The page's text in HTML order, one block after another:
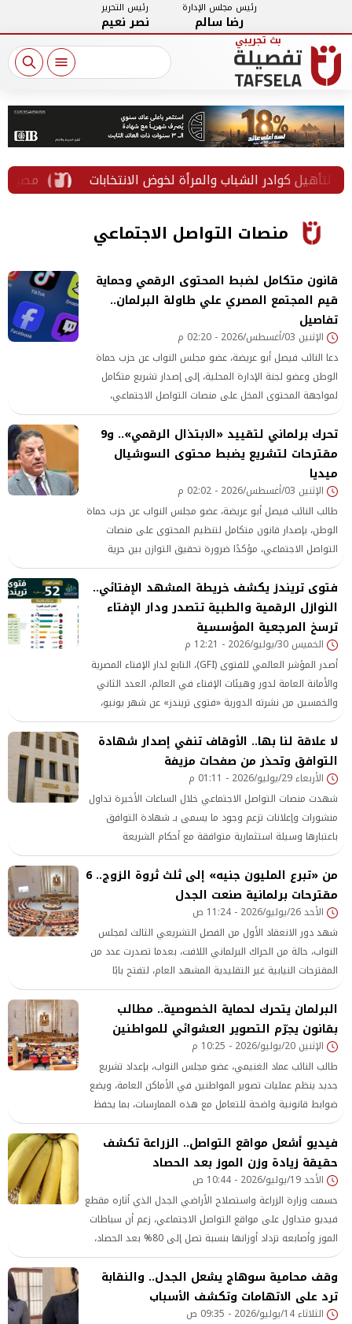
رئيس مجلس الإدارة
رضا سالم
رئيس التحرير
نصر نعيم
مصرع شخص وإصابة 9 في حادث تصادم ميكروباص وأتوبيس الشباب والمرأة لخوض الانتخابات
منصات التواصل الاجتماعي
قانون متكامل لضبط المحتوى الرقمي وحماية
قيم المجتمع المصري علي طاولة البرلمان..
تفاصيل
الإثنين 03/أغسطس/2026 - 02:20 م
دعا النائب فيصل أبو عريضة، عضو مجلس النواب عن حزب حماة
الوطن وعضو لجنة الإدارة المحلية، إلى إصدار تشريع متكامل
لمواجهة المحتوى المخل على منصات التواصل الاجتماعي،
مؤكدًا أن القانون يجب أن يجمع بين الحماية والردع والتوعية، بما
يحفظ قيم المجتمع المصري ويواكب التطور التكنولوجي، مع
التأكيد على أن حرية الرأي والتعبير حق دستوري، لكنها لا تمتد
إلى الإضرار بقيم الأسرة أو الأمن القومي الناعم.
تحرك برلماني لتقييد «الابتذال الرقمي».. و9
مقترحات لتشريع يضبط محتوى السوشيال
ميديا
الإثنين 03/أغسطس/2026 - 02:02 م
طالب النائب فيصل أبو عريضة، عضو مجلس النواب عن حزب حماة
الوطن، بإصدار قانون متكامل لتنظيم المحتوى على منصات
التواصل الاجتماعي، مؤكدًا ضرورة تحقيق التوازن بين حرية
التعبير وحماية قيم المجتمع والأمن المجتمعي.
فتوى تريندز يكشف خريطة المشهد الإفتائي..
النوازل الرقمية والطبية تتصدر ودار الإفتاء
ترسخ المرجعية المؤسسية
الخميس 30/يوليو/2026 - 12:21 م
أصدر المؤشر العالمي للفتوى (GFI)، التابع لدار الإفتاء المصرية
والأمانة العامة لدور وهيئات الإفتاء في العالم، العدد الثاني
والخمسين من نشرته الدورية «فتوى تريندز» عن شهر يونيو،
والتي ترصد وتحلل أبرز اتجاهات الفتاوى والقضايا الدينية الأكثر
تداولًا عبر وسائل الإعلام ومنصات التواصل الاجتماعي، في إطار
لا علاقة لنا بها.. الأوقاف تنفي إصدار شهادة
التوافق وتحذر من صفحات مزيفة
الأربعاء 29/يوليو/2026 - 01:11 م
شهدت منصات التواصل الاجتماعي خلال الساعات الأخيرة تداول
منشورات وإعلانات تزعم وجود ما يسمى بـ شهادة التوافق
باعتبارها وسيلة استثمارية متوافقة مع أحكام الشريعة
الإسلامية، مع الإيحاء بأن وزارة الأوقاف تقف وراء هذه
الشهادات أو تمنحها للمواطنين، وهو ما دفع الوزارة إلى الخروج
ببيان توضيحي وحاسم لنفي تلك المزاعم والتحذير من الانسياق
وراء هذه الادعاءات المضللة.
من «تبرع المليون جنيه» إلى ثلث ثروة الزوج.. 6
مقترحات برلمانية صنعت الجدل
الأحد 26/يوليو/2026 - 11:24 ص
شهد دور الانعقاد الأول من الفصل التشريعي الثالث لمجلس
النواب، حالة من الحراك البرلماني اللافت، بعدما تصدرت عدد من
المقترحات النيابية غير التقليدية المشهد العام، لتفتح بابًا
واسعًا للنقاش حول طبيعة
البرلمان يتحرك لحماية الخصوصية.. مطالب
بقانون يجرّم التصوير العشوائي للمواطنين
الإثنين 20/يوليو/2026 - 10:25 م
طالب النائب عماد الغنيمي، عضو مجلس النواب، بإعداد تشريع
جديد ينظم عمليات تصوير المواطنين في الأماكن العامة، ويضع
ضوابط قانونية واضحة للتعامل مع هذه الممارسات، بما يحفظ
خصوصية الأفراد ويمنع استغلال
فيديو أشعل مواقع التواصل.. الزراعة تكشف
حقيقة زيادة وزن الموز بعد الحصاد
الأحد 19/يوليو/2026 - 10:44 ص
حسمت وزارة الزراعة واستصلاح الأراضي الجدل الذي أثاره مقطع
فيديو متداول على مواقع التواصل الاجتماعي، زعم أن سباطات
الموز وأصابعه تزداد أوزانها بنسبة تصل إلى 80% بعد الحصاد،
مؤكدة أن هذه الادعاءات لا تستند إلى أي أساس علمي، وأنها
مجرد معلومات مغلوطة من شأنها إثارة البلبلة بين المواطنين
والإضرار بالقطاع الزراعي.
وقف محامية سوهاج يشعل الجدل.. والنقابة
ترد على الاتهامات وتكشف الأسباب
الثلاثاء 14/يوليو/2026 - 09:35 ص